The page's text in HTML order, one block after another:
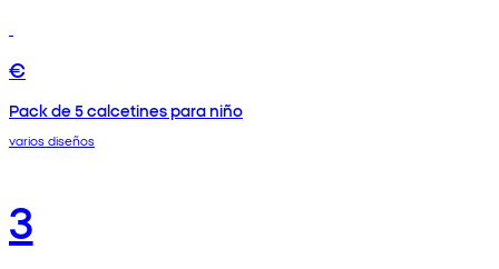
€
Pack de 5 calcetines para niño
varios diseños
3